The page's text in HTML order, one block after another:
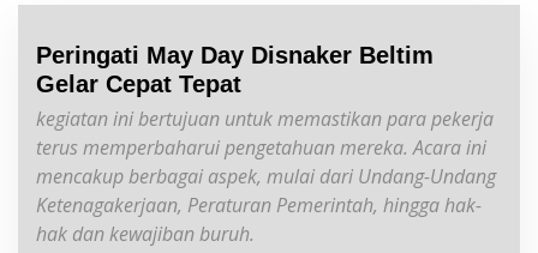
Peringati May Day Disnaker Beltim
Gelar Cepat Tepat
kegiatan ini bertujuan untuk memastikan para pekerja
terus memperbaharui pengetahuan mereka. Acara ini
mencakup berbagai aspek, mulai dari Undang-Undang
Ketenagakerjaan, Peraturan Pemerintah, hingga hak-
hak dan kewajiban buruh.